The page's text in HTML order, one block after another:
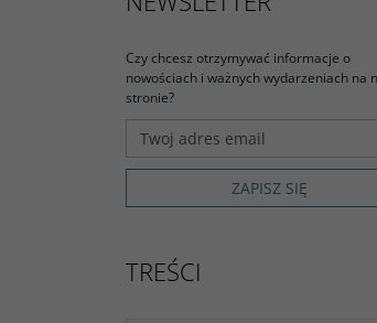
Czy chcesz otrzymywać informacje o
nowościach i ważnych wydarzeniach na
stronie?
TREŚCI